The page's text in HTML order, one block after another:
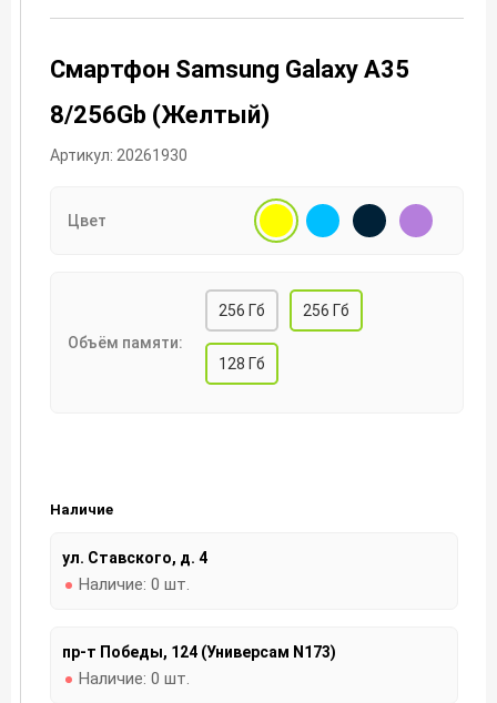
Смартфон Samsung Galaxy A35
8/256Gb (Желтый)
Артикул: 20261930
Цвет
Объём памяти:
256 Гб 256 Гб
128 Гб
Наличие
ул. Ставского, д. 4
Наличие: 0 шт.
пр-т Победы, 124 (Универсам N173)
Наличие: 0 шт.